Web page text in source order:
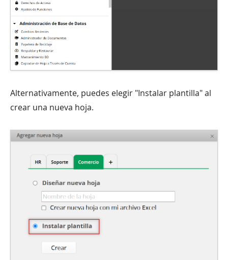
Alternativamente, puedes elegir "Instalar plantilla" al
crear una nueva hoja.